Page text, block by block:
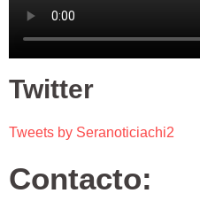
Twitter
Tweets by Seranoticiachi2
Contacto: